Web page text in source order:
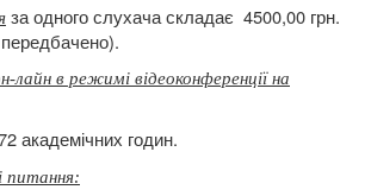
за одного слухача складає 4500,00 грн.
лайн в режимі відеоконференції на
академічних годин.
питання: